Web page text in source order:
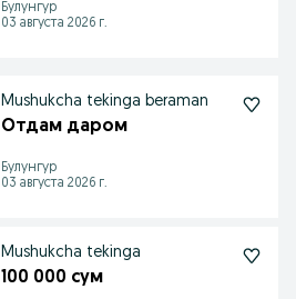
Булунгур
03 августа 2026 г.
Mushukcha tekinga beraman
Отдам даром
Булунгур
03 августа 2026 г.
Mushukcha tekinga
100 000 сум